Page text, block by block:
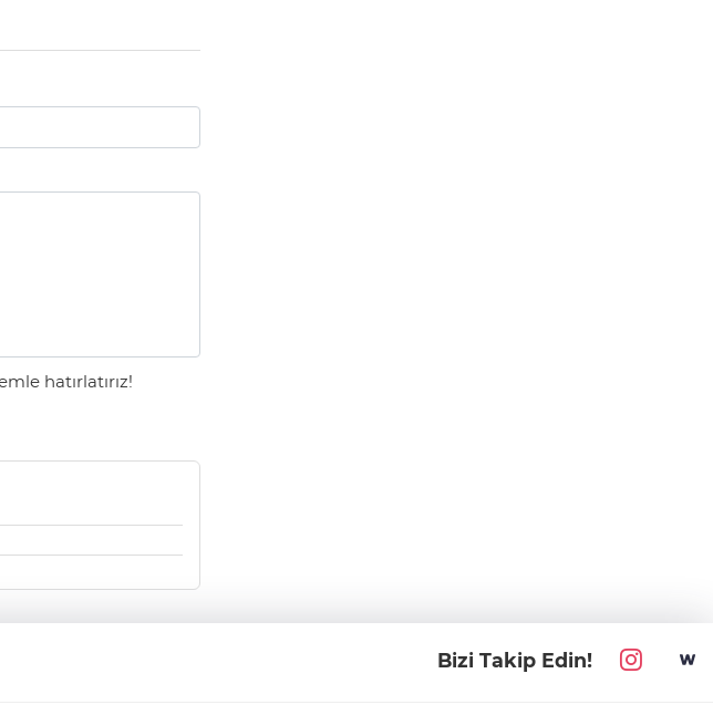
hatırlatırız!
Bizi Takip Edin!